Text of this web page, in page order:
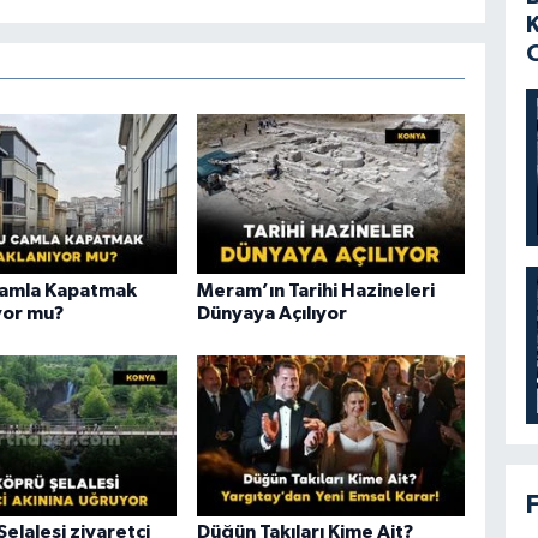
Kapatmak
mu?
Meram’ın Tarihi Hazineleri
Dünyaya Açılıyor
ziyaretçi Düğün Takıları Kime Ait?